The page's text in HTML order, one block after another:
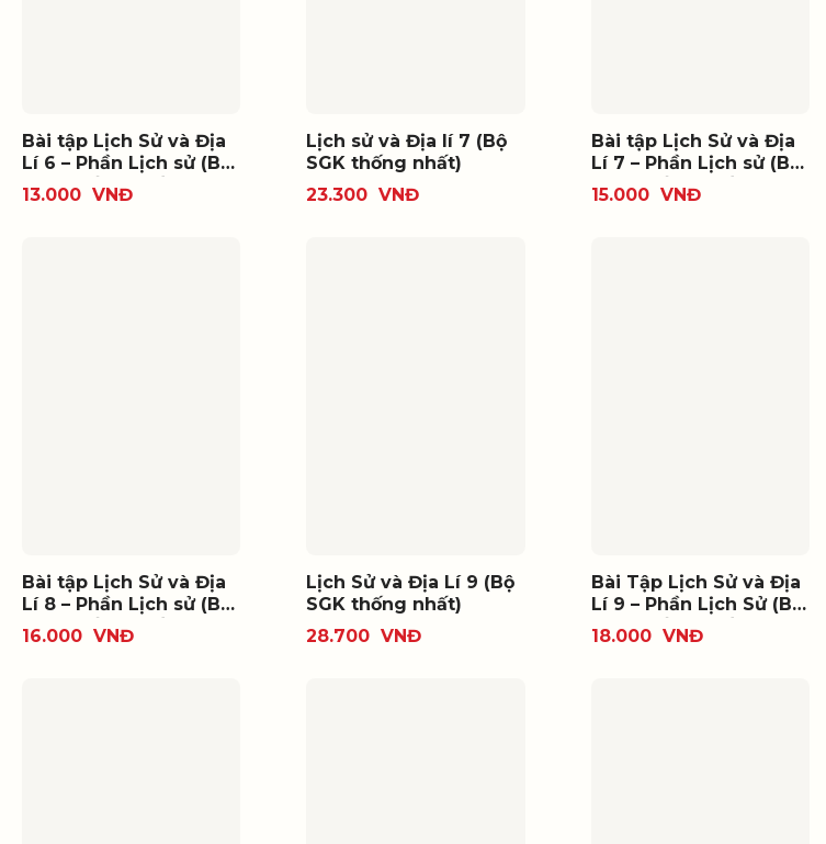
Bài tập Lịch Sử và Địa
Lí 6 – Phần Lịch sử (Bộ
SGK thống nhất)
13.000 VNĐ
Lịch sử và Địa lí 7 (Bộ
SGK thống nhất)
23.300 VNĐ
Bài tập Lịch Sử và Địa
Lí 7 – Phần Lịch sử (Bộ
SGK thống nhất)
15.000 VNĐ
Bài tập Lịch Sử và Địa
Lí 8 – Phần Lịch sử (Bộ
SGK thống nhất)
16.000 VNĐ
Lịch Sử và Địa Lí 9 (Bộ
SGK thống nhất)
28.700 VNĐ
Bài Tập Lịch Sử và Địa
Lí 9 – Phần Lịch Sử (Bộ
SGK thống nhất)
18.000 VNĐ